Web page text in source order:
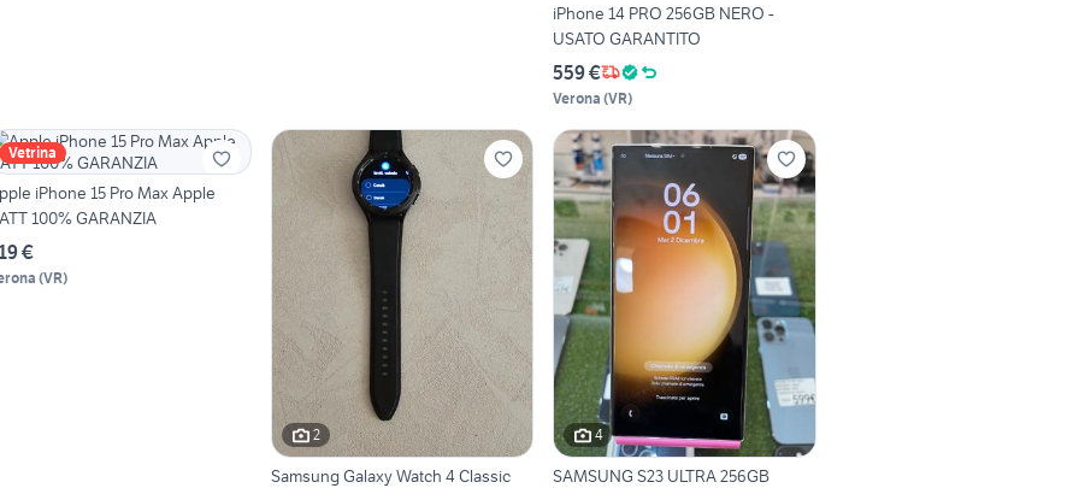
iPhone 14 PRO 256GB NERO -
USATO GARANTITO
559 €
Verona (VR)
Vetrina
iPhone 15 Pro Max Apple
100% GARANZIA
€
(VR)
2
Samsung Galaxy Watch 4 Classic
4
SAMSUNG S23 ULTRA 256GB